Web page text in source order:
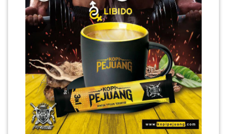
PERAK(41)
SEMBILAN(10)
KEDAH(13)
TERENGGANU(12)